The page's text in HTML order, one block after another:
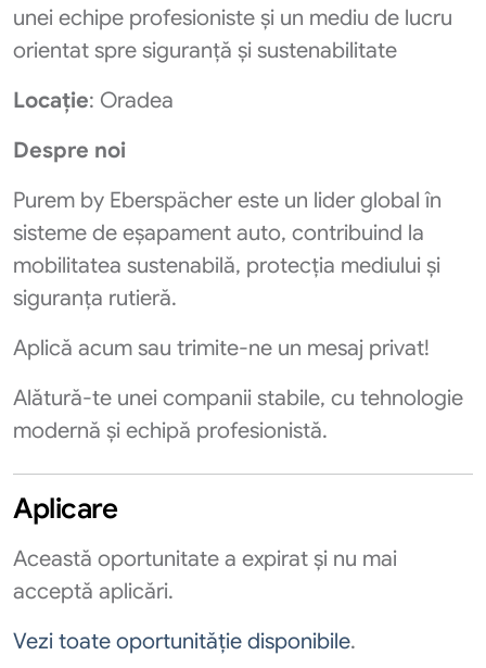
unei echipe profesioniste și un mediu de lucru
orientat spre siguranță și sustenabilitate
Locație: Oradea
Despre noi
Purem by Eberspächer este un lider global în
sisteme de eșapament auto, contribuind la
mobilitatea sustenabilă, protecția mediului și
siguranța rutieră.
Aplică acum sau trimite-ne un mesaj privat!
Alătură-te unei companii stabile, cu tehnologie
modernă și echipă profesionistă.
Aplicare
Această oportunitate a expirat și nu mai
acceptă aplicări.
Vezi toate oportunităție disponibile.